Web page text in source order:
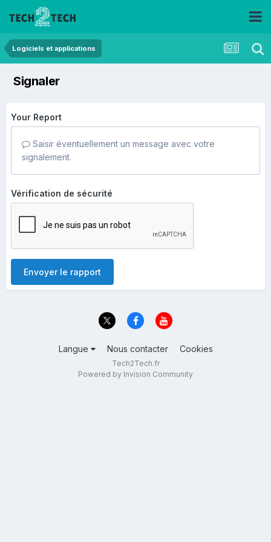
Logiciels et applications
Signaler
Your Report
Saisir éventuellement un message avec votre
signalement.
Vérification de sécurité
Envoyer le rapport
Langue Nous contacter Cookies
Tech2Tech.fr
Powered by Invision Community